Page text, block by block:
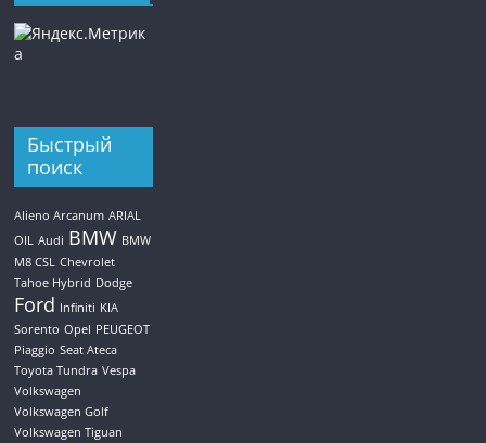
Быстрый
поиск
Alieno Arcanum ARIAL
OIL
Audi BMW BMW
M8 CSL
Chevrolet
Tahoe Hybrid Dodge
Ford Infiniti KIA
Sorento Opel PEUGEOT
Piaggio Seat Ateca
Toyota Tundra Vespa
Volkswagen
Volkswagen Golf
Volkswagen Tiguan